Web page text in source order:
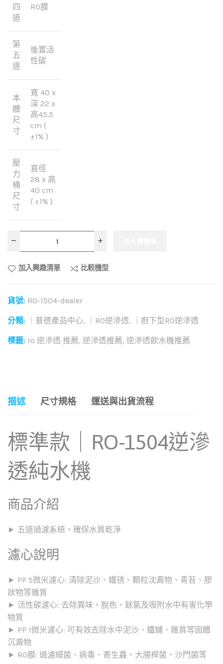
四
道
RO膜
第
五
道
後置活
性碳
本
體
尺
寸
寬 40 x
深 22 x
高45.5
cm (
±1% )
壓
力
桶
尺
寸
直徑
28 x 高
40 cm
( ±1% )
加入興趣清單 比較機型
貨號: RO-1504-dealer
分類: ｜普德產品中心, ｜RO逆滲透, ｜廚下型RO逆滲透
標籤: ro 逆滲透 推薦, 逆滲透推薦, 逆滲透飲水機推薦
描述 尺寸規格 運送與出貨流程
標準款｜RO-1504逆滲
透純水機
商品介紹
► 五道過濾系統，確保水質乾淨
濾心說明
► PP 5微米濾心: 清除泥沙、鐵锈、顆粒沈澱物、青苔、膠
狀物等雜質
► 活性碳濾心: 去除異味，脫色，餘氯及吸附水中有害化學
物質
► PP 1微米濾心: 可有效去除水中泥沙、鐵鋪、雜質等固體
沉澱物
► RO膜: 過濾細菌、病毒、寄生蟲、大腸桿菌、沙門菌等